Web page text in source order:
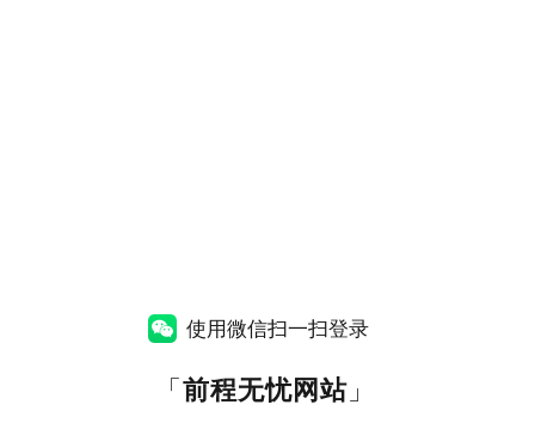
使用微信扫一扫登录
「前程无忧网站」